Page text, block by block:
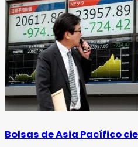
Bolsas de Asia Pacífico